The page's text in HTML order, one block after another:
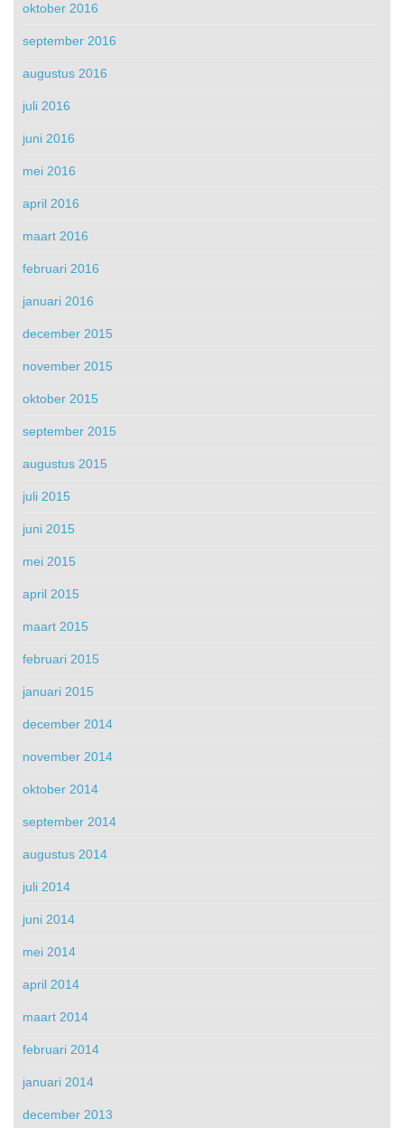
oktober 2016
september 2016
augustus 2016
juli 2016
juni 2016
mei 2016
april 2016
maart 2016
februari 2016
januari 2016
december 2015
november 2015
oktober 2015
september 2015
augustus 2015
juli 2015
juni 2015
mei 2015
april 2015
maart 2015
februari 2015
januari 2015
december 2014
november 2014
oktober 2014
september 2014
augustus 2014
juli 2014
juni 2014
mei 2014
april 2014
maart 2014
februari 2014
januari 2014
december 2013